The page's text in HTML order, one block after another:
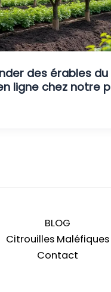
des érables du
ligne chez notre
BLOG
Citrouilles Maléfiques
Contact